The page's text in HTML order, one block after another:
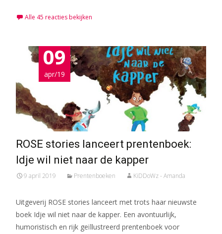
Alle 45 reacties bekijken
09
apr/19
ROSE stories lanceert prentenboek:
Idje wil niet naar de kapper
9 april 2019 Prentenboeken KiDDoWz - Amanda
Uitgeverij ROSE stories lanceert met trots haar nieuwste
boek Idje wil niet naar de kapper. Een avontuurlijk,
humoristisch en rijk geïllustreerd prentenboek voor